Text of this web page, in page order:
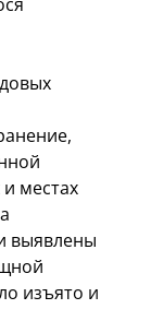
местах
выявлены
изъято и